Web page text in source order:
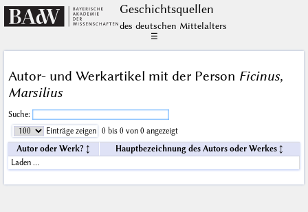
Geschichts­quellen
des deutschen Mittelalters
☰
Autor- und Werkartikel mit der Person Ficinus,
Marsilius
Suche:
Einträge zeigen
0 bis 0 von 0 angezeigt
Autor oder Werk?
Hauptbezeichnung des Autors oder Werkes
Laden …